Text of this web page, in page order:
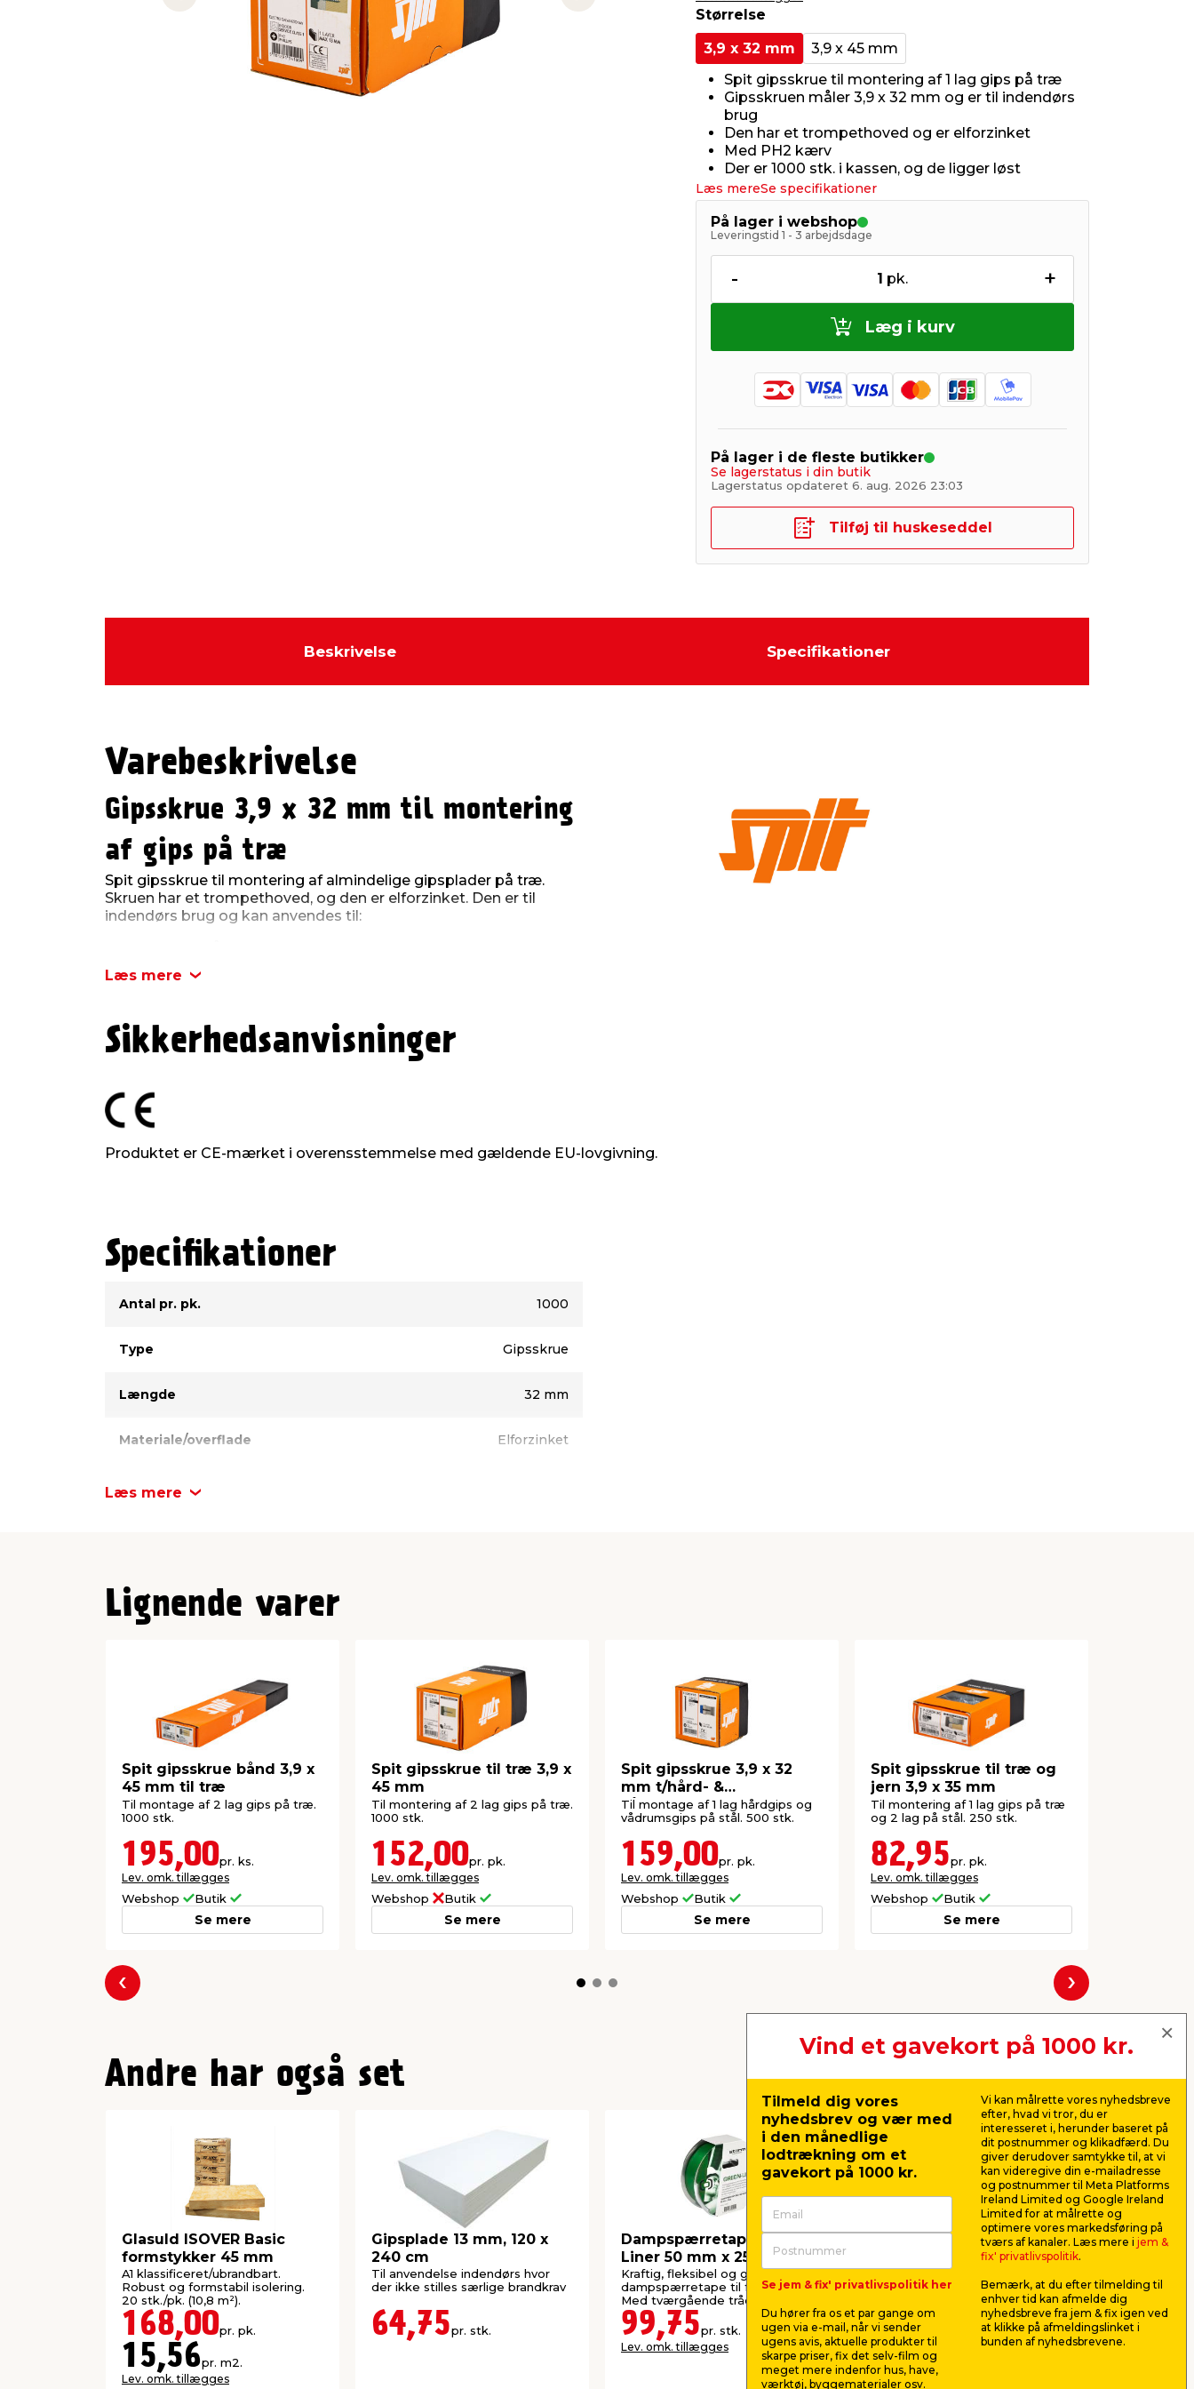
Previous slide Next slide
Størrelse
3,9 x 32 mm
3,9 x 45 mm
Spit gipsskrue til montering af 1 lag gips på træ
Gipsskruen måler 3,9 x 32 mm og er til indendørs
brug
Den har et trompethoved og er elforzinket
Med PH2 kærv
Der er 1000 stk. i kassen, og de ligger løst
Læs mereSe specifikationer
På lager i webshop
Leveringstid 1 - 3 arbejdsdage
- 1 pk. +
Læg i kurv
På lager i de fleste butikker
Se lagerstatus i din butik
Lagerstatus opdateret 6. aug. 2026 23:03
Tilføj til huskeseddel
Beskrivelse Specifikationer
Varebeskrivelse
Gipsskrue 3,9 x 32 mm til montering
af gips på træ
Spit gipsskrue til montering af almindelige gipsplader på træ.
Skruen har et trompethoved, og den er elforzinket. Den er til
indendørs brug og kan anvendes til:
Produktdetaljer:
Kærvtype: PH2
Skruehoved: Trompethoved
Overfladebehandling: Elforzinket
Antal: 1000 stk.
Læs mere
Sikkerhedsanvisninger
Produktet er CE-mærket i overensstemmelse med gældende EU-lovgivning.
Specifikationer
Antal pr. pk.
1000
Type Gipsskrue
Længde 32 mm
Materiale/overflade Elforzinket
Inde/ude
Læs mere
Lignende varer
Spit gipsskrue bånd 3,9 x
45 mm til træ
Til montage af 2 lag gips på træ.
1000 stk.
195,00pr. ks.
Lev. omk. tillægges
Webshop Butik
Se mere
Spit gipsskrue til træ 3,9 x
45 mm
Til montering af 2 lag gips på træ.
1000 stk.
152,00pr. pk.
Lev. omk. tillægges
Webshop Butik
Se mere
Spit gipsskrue 3,9 x 32
mm t/hård- &
vådrumsgips
Til montage af 1 lag hårdgips og
vådrumsgips på stål. 500 stk.
159,00pr. pk.
Lev. omk. tillægges
Webshop Butik
Se mere
Spit gipsskrue til træ og
jern 3,9 x 35 mm
Til montering af 1 lag gips på træ
og 2 lag på stål. 250 stk.
82,95pr. pk.
Lev. omk. tillægges
Webshop Butik
Se mere
Forrige Næste
Andre har også set
Glasuld ISOVER Basic
formstykker 45 mm
A1 klassificeret/ubrandbart.
Robust og formstabil isolering.
20 stk./pk. (10,8 m²).
168,00pr. pk.
15,56pr. m2.
Lev. omk. tillægges
Gipsplade 13 mm, 120 x
240 cm
Til anvendelse indendørs hvor
der ikke stilles særlige brandkrav
64,75pr. stk.
Dampspærretape Green-
Liner 50 mm x 25 m
Kraftig, fleksibel og godkendt
dampspærretape til fugtspærre.
Med tværgående tråde.
99,75pr. stk.
Lev. omk. tillægges
Sandspartel M 10 liter lys
Til udspartling af samlinger og
fuldspartling. Til indendørs brug.
119,00
pr. stk.
11,90pr. ltr.
Lev. omk. tillægges
gipsplader.
0,89
Vind et gavekort på 1000 kr.
Tilmeld dig vores
nyhedsbrev og vær med
i den månedlige
lodtrækning om et
gavekort på 1000 kr.
Se jem & fix' privatlivspolitik her
Du hører fra os et par gange om
ugen via e-mail, når vi sender
ugens avis, aktuelle produkter til
skarpe priser, fix det selv-film og
meget mere indenfor hus, have,
værktøj, byggematerialer osv.
Vi kan målrette vores nyhedsbreve
efter, hvad vi tror, du er
interesseret i, herunder baseret på
dit postnummer og klikadfærd. Du
giver derudover samtykke til, at vi
kan videregive din e-mailadresse
og postnummer til Meta Platforms
Ireland Limited og Google Ireland
Limited for at målrette og
optimere vores markedsføring på
tværs af kanaler. Læs mere i jem &
fix' privatlivspolitik.
Bemærk, at du efter tilmelding til
enhver tid kan afmelde dig
nyhedsbreve fra jem & fix igen ved
at klikke på afmeldingslinket i
bunden af nyhedsbrevene.